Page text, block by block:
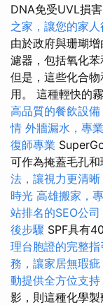
DNA免受UVL損害
之家，讓您的家
由於政府與珊瑚
濾器，包括氧化苯
但是，這些化合
用。 這種輕快的
高品質的餐飲設
情 外牆漏水，專
復師專業
可作為掩蓋毛孔和
法，讓視力更清晰
時光 高雄搬家，
站排名的SEO公司
後步驟 SPF具有
理台胞證的完整
務，讓家居無瑕疵
動提供全方位支持
影，則這種化學製